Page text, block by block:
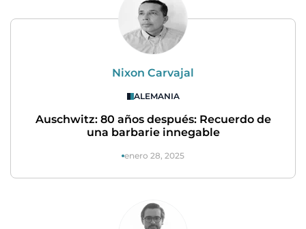
Nixon Carvajal
ALEMANIA
Auschwitz: 80 años después: Recuerdo de
una barbarie innegable
enero 28, 2025